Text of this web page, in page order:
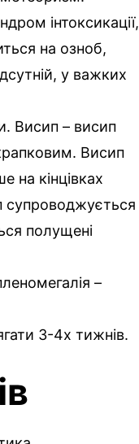
інтоксикації,
на озноб,
у важких
Висип – висип
Висип
на кінцівках
полущені
–
3-4х тижнів.